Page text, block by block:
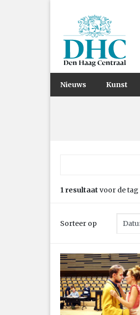
Nieuws Kunst
1 resultaat voor de tag
Sorteer op